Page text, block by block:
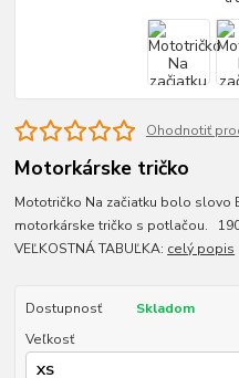
Ohodnotiť
Motorkárske tričko
Mototričko Na začiatku bolo slovo
motorkárske tričko s potlačou.
VEĽKOSTNÁ TABUĽKA: celý popis
Dostupnosť
Skladom
Veľkosť